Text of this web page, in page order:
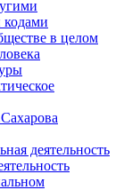
в целом
деятельность